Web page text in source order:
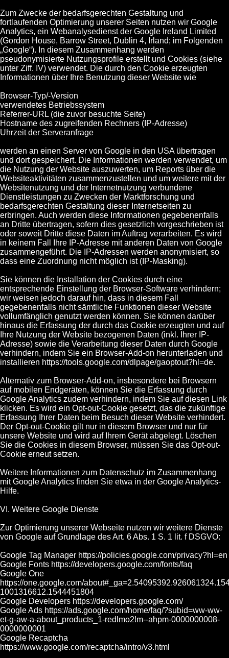
Zum Zwecke der bedarfsgerechten Gestaltung und
fortlaufenden Optimierung unserer Seiten nutzen wir Google
Analytics, ein Webanalysedienst der Google Ireland Limited
(Gordon House, Barrow Street, Dublin 4, Irland; im Folgenden
„Google“). In diesem Zusammenhang werden
pseudonymisierte Nutzungsprofile erstellt und Cookies (siehe
unter Ziff. IV) verwendet. Die durch den Cookie erzeugten
Informationen über Ihre Benutzung dieser Website wie
Browser-Typ/-Version
verwendetes Betriebssystem
Referrer-URL (die zuvor besuchte Seite)
Hostname des zugreifenden Rechners (IP-Adresse)
Uhrzeit der Serveranfrage
werden an einen Server von Google in den USA übertragen
und dort gespeichert. Die Informationen werden verwendet, um
die Nutzung der Website auszuwerten, um Reports über die
Websiteaktivitäten zusammenzustellen und um weitere mit der
Websitenutzung und der Internetnutzung verbundene
Dienstleistungen zu Zwecken der Marktforschung und
bedarfsgerechten Gestaltung dieser Internetseiten zu
erbringen. Auch werden diese Informationen gegebenenfalls
an Dritte übertragen, sofern dies gesetzlich vorgeschrieben ist
oder soweit Dritte diese Daten im Auftrag verarbeiten. Es wird
in keinem Fall Ihre IP-Adresse mit anderen Daten von Google
zusammengeführt. Die IP-Adressen werden anonymisiert, so
dass eine Zuordnung nicht möglich ist (IP-Masking).
Sie können die Installation der Cookies durch eine
entsprechende Einstellung der Browser-Software verhindern;
wir weisen jedoch darauf hin, dass in diesem Fall
gegebenenfalls nicht sämtliche Funktionen dieser Website
vollumfänglich genutzt werden können. Sie können darüber
hinaus die Erfassung der durch das Cookie erzeugten und auf
Ihre Nutzung der Website bezogenen Daten (inkl. Ihrer IP-
Adresse) sowie die Verarbeitung dieser Daten durch Google
verhindern, indem Sie ein Browser-Add-on herunterladen und
installieren https://tools.google.com/dlpage/gaoptout?hl=de.
Alternativ zum Browser-Add-on, insbesondere bei Browsern
auf mobilen Endgeräten, können Sie die Erfassung durch
Google Analytics zudem verhindern, indem Sie auf diesen Link
klicken. Es wird ein Opt-out-Cookie gesetzt, das die zukünftige
Erfassung Ihrer Daten beim Besuch dieser Website verhindert.
Der Opt-out-Cookie gilt nur in diesem Browser und nur für
unsere Website und wird auf Ihrem Gerät abgelegt. Löschen
Sie die Cookies in diesem Browser, müssen Sie das Opt-out-
Cookie erneut setzen.
Weitere Informationen zum Datenschutz im Zusammenhang
mit Google Analytics finden Sie etwa in der Google Analytics-
Hilfe.
VI. Weitere Google Dienste
Zur Optimierung unserer Webseite nutzen wir weitere Dienste
von Google auf Grundlage des Art. 6 Abs. 1 S. 1 lit. f DSGVO:
Google Tag Manager https://policies.google.com/privacy?hl=en
Google Fonts https://developers.google.com/fonts/faq
Google One
https://one.google.com/
1001316612.1544451804
Google Developers https://developers.google.com/
Google Ads https://ads.google.com/home/faq/?subid=ww-ww-
et-g-aw-a-about_products_1-redlmo2!m--ahpm-0000000008-
0000000001
Google Recaptcha
https://www.google.com/recaptcha/intro/v3.html